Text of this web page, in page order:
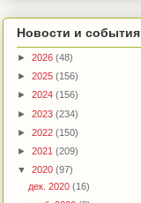
Новости и события
► 2026 (48)
► 2025 (156)
► 2024 (156)
► 2023 (234)
► 2022 (150)
► 2021 (209)
▼ 2020 (97)
дек. 2020(16)